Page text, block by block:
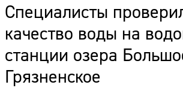
Специалисты
качество воды на
станции озера
Грязненское
Наши гости
Фоторепортажи
Погода